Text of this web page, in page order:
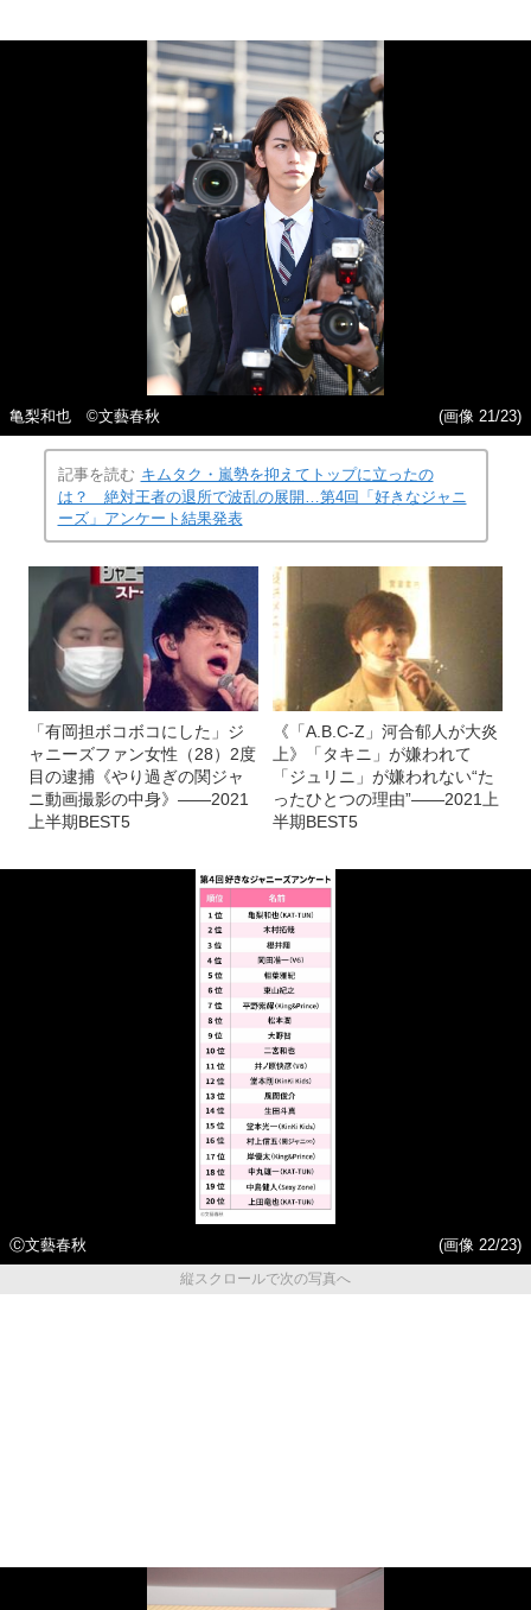
亀梨和也 ©文藝春秋 (画像 21/23)
記事を読む キムタク・嵐勢を抑えてトップに立ったの
は？ 絶対王者の退所で波乱の展開…第4回「好きなジャニ
ーズ」アンケート結果発表
「有岡担ボコボコにした」ジ
ャニーズファン女性（28）2度
目の逮捕《やり過ぎの関ジャ
ニ動画撮影の中身》――2021
上半期BEST5
《「A.B.C-Z」河合郁人が大炎
上》「タキニ」が嫌われて
「ジュリニ」が嫌われない“た
ったひとつの理由”――2021上
半期BEST5
Ⓒ文藝春秋
(画像 22/23)
縦スクロールで次の写真へ